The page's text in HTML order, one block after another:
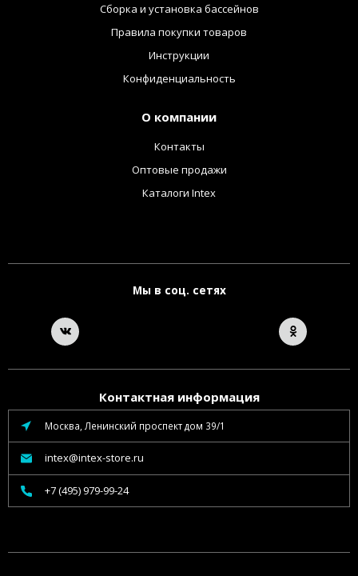
Сборка и установка бассейнов
Правила покупки товаров
Инструкции
Конфиденциальность
О компании
Контакты
Оптовые продажи
Каталоги Intex
Мы в соц. сетях
Контактная информация
Москва, Ленинский проспект дом 39/1
intex@intex-store.ru
+7 (495) 979-99-24